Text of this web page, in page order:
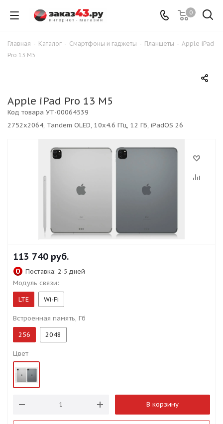
0
Главная - Каталог - Смартфоны и гаджеты - Планшеты - Apple iPad
Pro 13 M5
Apple iPad Pro 13 M5
2752x2064, Tandem OLED, 10x4.6 ГГц, 12 ГБ, iPadOS 26
Код товара УТ-00064539
113 740 руб.
Поставка: 2-5 дней
Модуль связи:
LTE
Wi-Fi
Встроенная память, Гб
256
2048
Цвет
В корзину